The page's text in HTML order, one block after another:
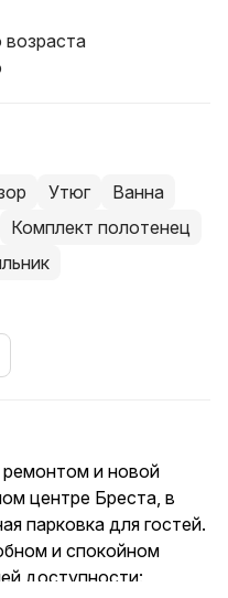
Утюг
Ванна
Комплект полотенец
и новой
центре Бреста, в
парковка для гостей.
и спокойном
доступности: